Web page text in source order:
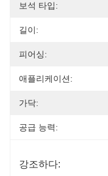
보석 타입:
길이:
피어싱:
애플리케이션:
가닥:
공급 능력:
강조하다: